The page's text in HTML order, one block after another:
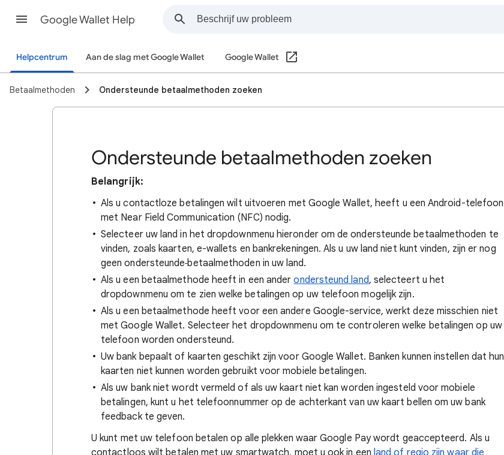
Google Wallet Help
Helpcentrum Aan de slag met Google Wallet Google Wallet
Betaalmethoden Ondersteunde betaalmethoden zoeken
Ondersteunde betaalmethoden zoeken
Belangrijk:
Als u contactloze betalingen wilt uitvoeren met Google Wallet, heeft u een Android-telefoon
met Near Field Communication (NFC) nodig.
Selecteer uw land in het dropdownmenu hieronder om de ondersteunde betaalmethoden te
vinden, zoals kaarten, e-wallets en bankrekeningen. Als u uw land niet kunt vinden, zijn er nog
geen ondersteunde betaalmethoden in uw land.
Als u een betaalmethode heeft in een anderondersteund land, selecteert u het
dropdownmenu om te zien welke betalingen op uw telefoon mogelijk zijn.
Als u een betaalmethode heeft voor een andere Google-service, werkt deze misschien niet
met Google Wallet. Selecteer het dropdownmenu om te controleren welke betalingen op uw
telefoon worden ondersteund.
Uw bank bepaalt of kaarten geschikt zijn voor Google Wallet. Banken kunnen instellen dat hun
kaarten niet kunnen worden gebruikt voor mobiele betalingen.
Als uw bank niet wordt vermeld of als uw kaart niet kan worden ingesteld voor mobiele
betalingen, kunt u het telefoonnummer op de achterkant van uw kaart bellen om uw bank
feedback te geven.
U kunt met uw telefoon betalen op alle plekken waar Google Pay wordt geaccepteerd. Als u
contactloos wilt betalen met uw smartwatch, moet u ook in een land of regio zijn waar die